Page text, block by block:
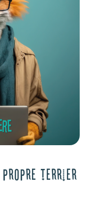
propre terrier